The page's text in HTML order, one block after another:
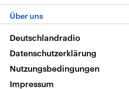
Neue Beiträge auf dlf.de
Podcasts
Deutschlandfunk App
Nachrichten App
Frequenzen
FAQ
Veranstaltungen
Musikliste
RSS
Über uns
Deutschlandradio
Datenschutzerklärung
Nutzungsbedingungen
Impressum